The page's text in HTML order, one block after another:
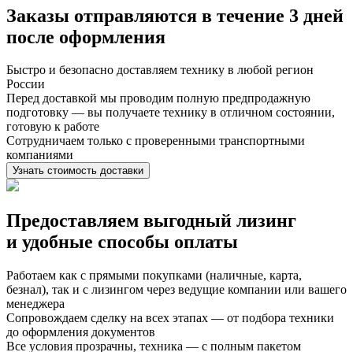
Заказы отправляются в течение 3 дней
после оформления
Быстро и безопасно доставляем технику в любой регион
России
Перед доставкой мы проводим полную предпродажную
подготовку — вы получаете технику в отличном состоянии,
готовую к работе
Сотрудничаем только с проверенными транспортными
компаниями
Узнать стоимость доставки
Предоставляем выгодный лизинг
и удобные способы оплаты
Работаем как с прямыми покупками (наличные, карта,
безнал), так и с лизингом через ведущие компании или вашего
менеджера
Сопровождаем сделку на всех этапах — от подбора техники
до оформления документов
Все условия прозрачны, техника — с полным пакетом